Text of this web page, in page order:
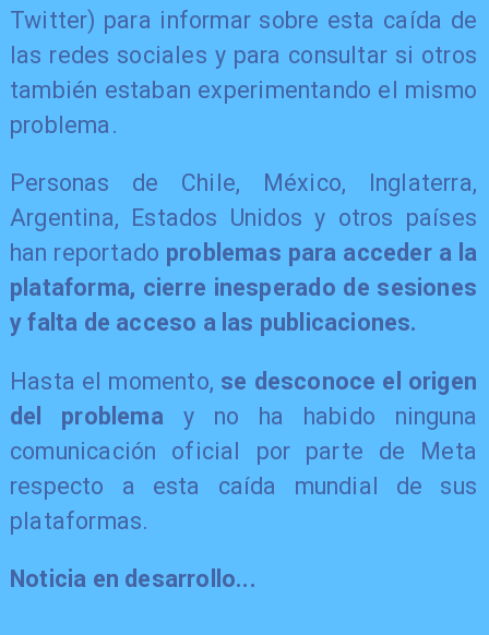
Twitter) para informar sobre esta caída de
las redes sociales y para consultar si otros
también estaban experimentando el mismo
problema.
Personas de Chile, México, Inglaterra,
Argentina, Estados Unidos y otros países
han reportado problemas para acceder a la
plataforma, cierre inesperado de sesiones
y falta de acceso a las publicaciones.
Hasta el momento, se desconoce el origen
del problema y no ha habido ninguna
comunicación oficial por parte de Meta
respecto a esta caída mundial de sus
plataformas.
Noticia en desarrollo...